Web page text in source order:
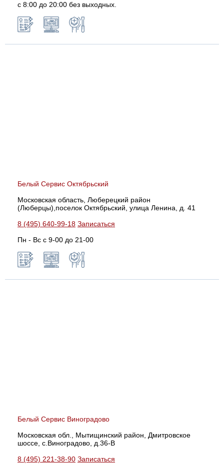
с 8:00 до 20:00 без выходных.
Белый Сервис Октябрьский
Московская область, Люберецкий район
(Люберцы),поселок Октябрьский, улица Ленина, д. 41
8 (495) 640-99-18 Записаться
Пн - Вс с 9-00 до 21-00
Белый Сервис Виноградово
Московская обл., Мытищинский район, Дмитровское
шоссе, с.Виноградово, д.36-В
8 (495) 221-38-90 Записаться